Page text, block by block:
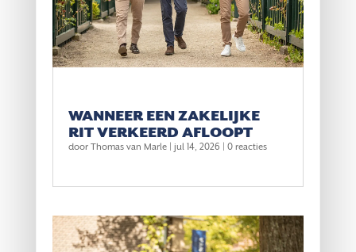
WANNEER EEN ZAKELIJKE
RIT VERKEERD AFLOOPT
door Thomas van Marle| jul 14, 2026 | 0 reacties